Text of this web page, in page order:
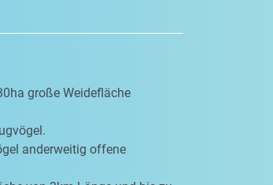
große Weidefläche
anderweitig offene